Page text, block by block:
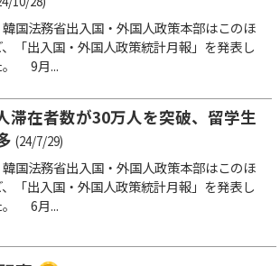
韓国法務省出入国・外国人政策本部はこのほ
、「出入国・外国人政策統計月報」を発表し
。 9月...
滞在者数が30万人を突破、留学生
(24/7/29)
韓国法務省出入国・外国人政策本部はこのほ
、「出入国・外国人政策統計月報」を発表し
。 6月...